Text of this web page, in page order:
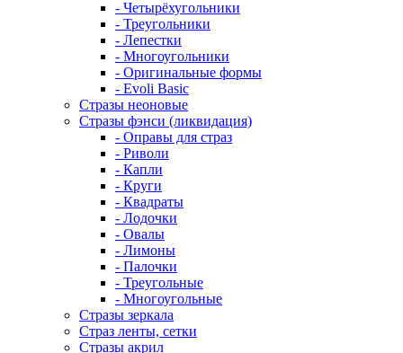
- Четырёхугольники
- Треугольники
- Лепестки
- Многоугольники
- Оригинальные формы
- Evoli Basic
Стразы неоновые
Стразы фэнси (ликвидация)
- Оправы для страз
- Риволи
- Капли
- Круги
- Квадраты
- Лодочки
- Овалы
- Лимоны
- Палочки
- Треугольные
- Многоугольные
Стразы зеркала
Страз ленты, сетки
Стразы акрил